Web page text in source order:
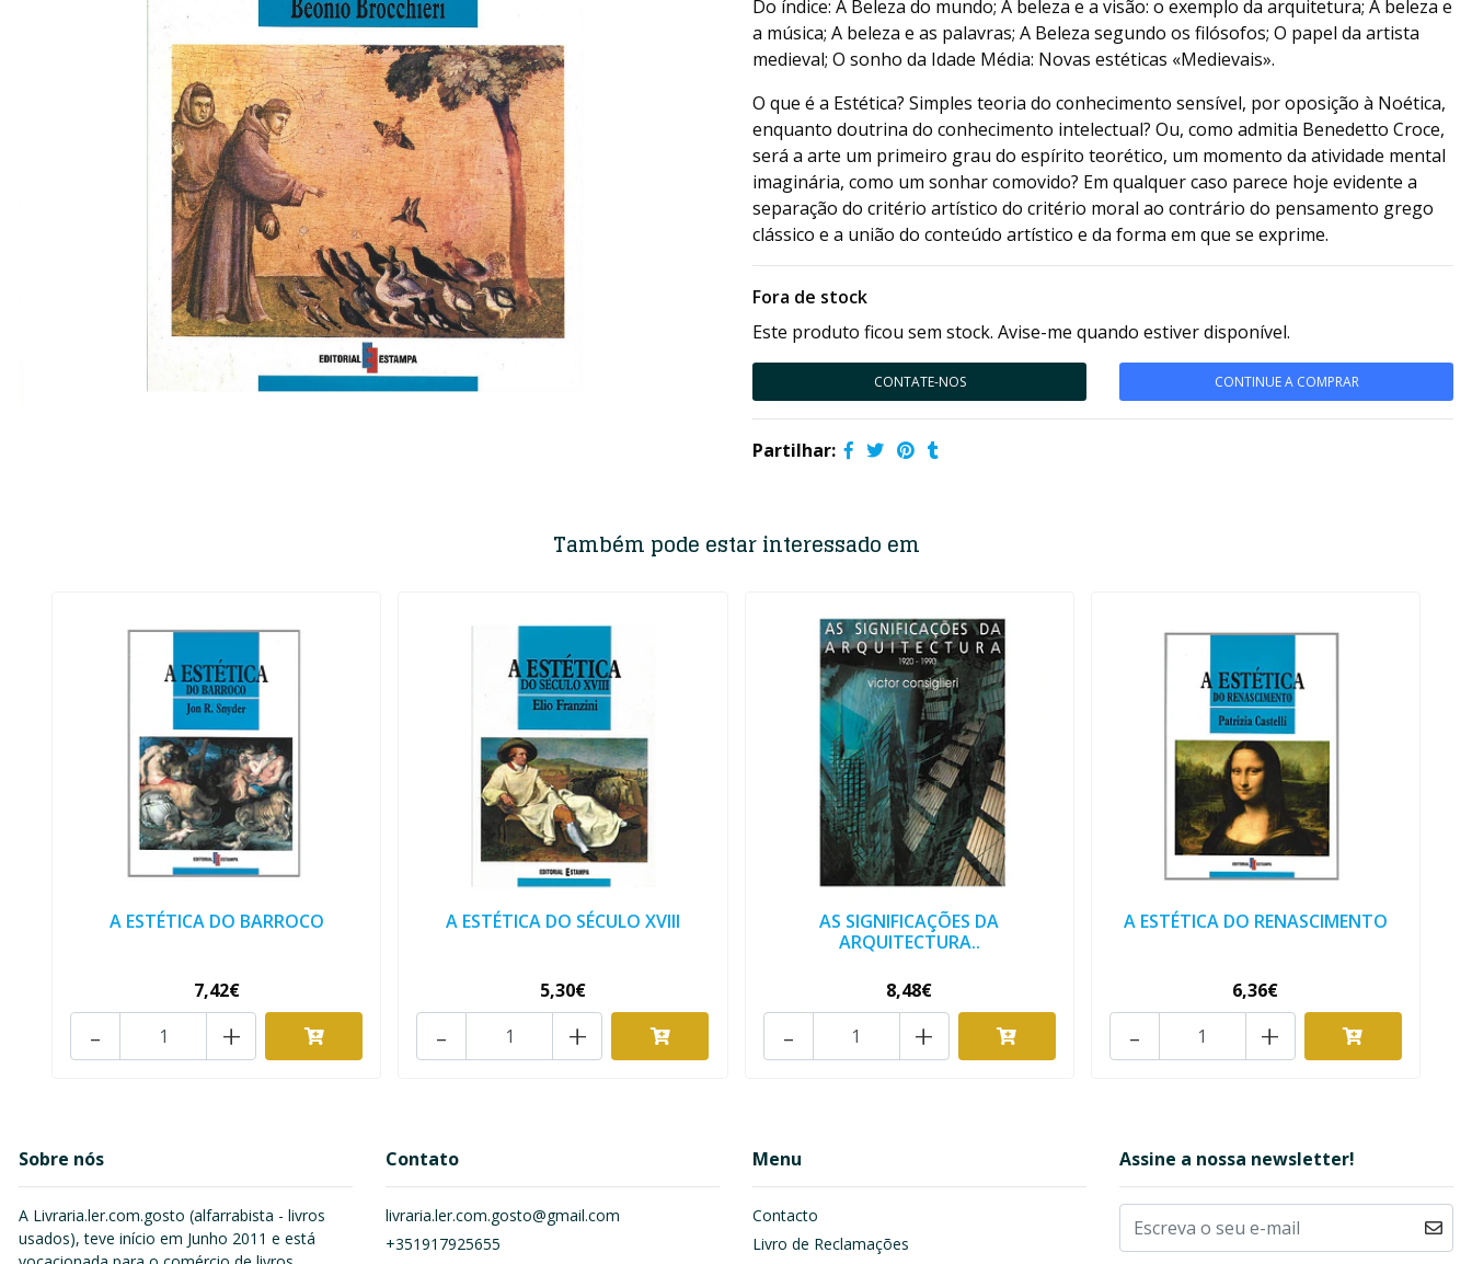
Do índice: A Beleza do mundo; A beleza e a visão: o exemplo da arquitetura; A beleza e
a música; A beleza e as palavras; A Beleza segundo os filósofos; O papel da artista
medieval; O sonho da Idade Média: Novas estéticas «Medievais».
O que é a Estética? Simples teoria do conhecimento sensível, por oposição à Noética,
enquanto doutrina do conhecimento intelectual? Ou, como admitia Benedetto Croce,
será a arte um primeiro grau do espírito teorético, um momento da atividade mental
imaginária, como um sonhar comovido? Em qualquer caso parece hoje evidente a
separação do critério artístico do critério moral ao contrário do pensamento grego
clássico e a união do conteúdo artístico e da forma em que se exprime.
Fora de stock
Este produto ficou sem stock. Avise-me quando estiver disponível.
CONTATE-NOS CONTINUE A COMPRAR
Partilhar:
Também pode estar interessado em
A ESTÉTICA DO BARROCO
7,42€
+
-
A ESTÉTICA DO SÉCULO XVIII
5,30€
+
-
AS SIGNIFICAÇÕES DA
ARQUITECTURA..
8,48€
+
-
A ESTÉTICA DO RENASCIMENTO
6,36€
+
-
Sobre nós
A Livraria.ler.com.gosto (alfarrabista - livros
usados), teve início em Junho 2011 e está
Contato
livraria.ler.com.gosto@gmail.com
+351917925655
Menu
Contacto
Livro de Reclamações
Assine a nossa newsletter!